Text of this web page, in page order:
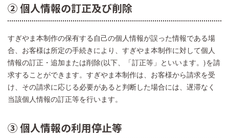
② 個人情報の訂正及び削除
すぎやま本制作の保有する自己の個人情報が誤った情報である場
合、お客様は所定の手続きにより、すぎやま本制作に対して個人
情報の訂正・追加または削除(以下、「訂正等」といいます。)を請
求することができます。すぎやま本制作は、お客様から請求を受
け、その請求に応じる必要があると判断した場合には、遅滞なく
当該個人情報の訂正等を行います。
③ 個人情報の利用停止等